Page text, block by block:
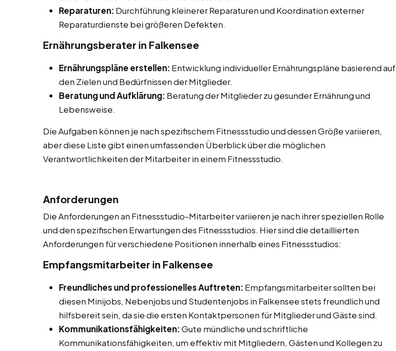
Reparaturen: Durchführung kleinerer Reparaturen und Koordination externer
Reparaturdienste bei größeren Defekten.
Ernährungsberater in Falkensee
Ernährungspläne erstellen: Entwicklung individueller Ernährungspläne basierend auf
den Zielen und Bedürfnissen der Mitglieder.
Beratung und Aufklärung: Beratung der Mitglieder zu gesunder Ernährung und
Lebensweise.
Die Aufgaben können je nach spezifischem Fitnessstudio und dessen Größe variieren,
aber diese Liste gibt einen umfassenden Überblick über die möglichen
Verantwortlichkeiten der Mitarbeiter in einem Fitnessstudio.
Anforderungen
Die Anforderungen an Fitnessstudio-Mitarbeiter variieren je nach ihrer speziellen Rolle
und den spezifischen Erwartungen des Fitnessstudios. Hier sind die detaillierten
Anforderungen für verschiedene Positionen innerhalb eines Fitnessstudios:
Empfangsmitarbeiter in Falkensee
Freundliches und professionelles Auftreten: Empfangsmitarbeiter sollten bei
diesen Minijobs, Nebenjobs und Studentenjobs in Falkensee stets freundlich und
hilfsbereit sein, da sie die ersten Kontaktpersonen für Mitglieder und Gäste sind.
Kommunikationsfähigkeiten:Gute mündliche und schriftliche
Kommunikationsfähigkeiten, um effektiv mit Mitgliedern, Gästen und Kollegen zu